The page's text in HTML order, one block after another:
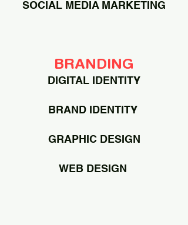
SOCIAL MEDIA MARKETING
BRANDING
DIGITAL IDENTITY
BRAND IDENTITY
GRAPHIC DESIGN
WEB DESIGN